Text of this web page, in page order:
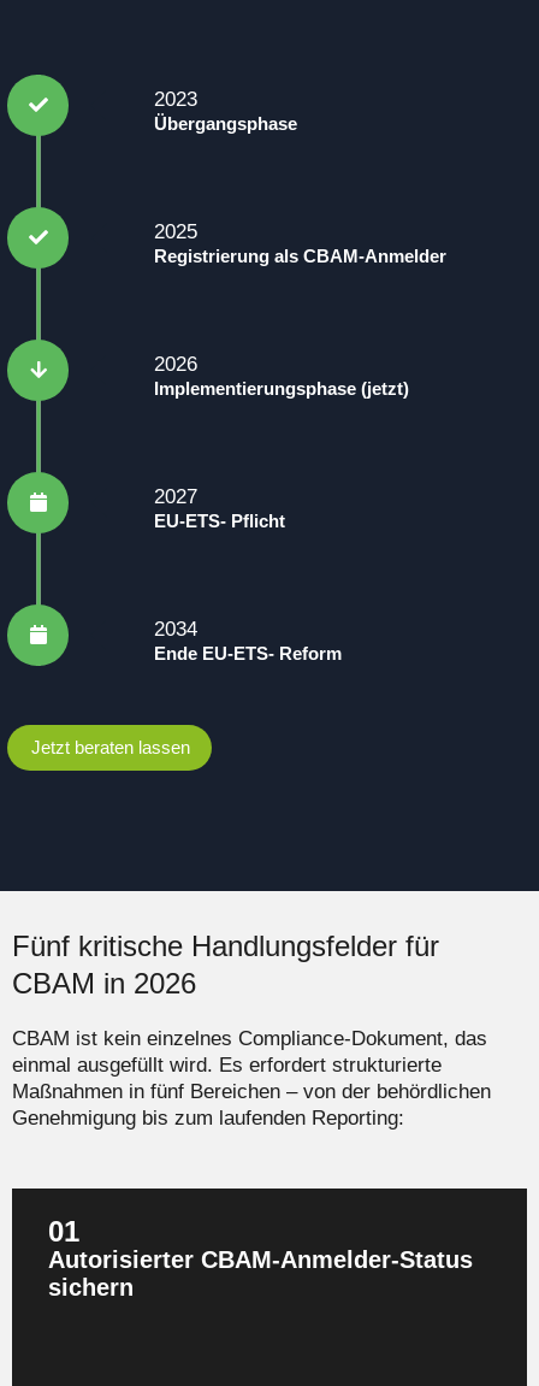
2023
Übergangsphase
2025
Registrierung als CBAM-Anmelder
2026
Implementierungsphase (jetzt)
2027
EU-ETS- Pflicht
2034
Ende EU-ETS- Reform
Jetzt beraten lassen
Fünf kritische Handlungsfelder für
CBAM in 2026
CBAM ist kein einzelnes Compliance-Dokument, das
einmal ausgefüllt wird. Es erfordert strukturierte
Maßnahmen in fünf Bereichen – von der behördlichen
Genehmigung bis zum laufenden Reporting:
01
Autorisierter CBAM-Anmelder-Status
sichern
Ohne Registrierung ist jeder Import von CBAM-Waren